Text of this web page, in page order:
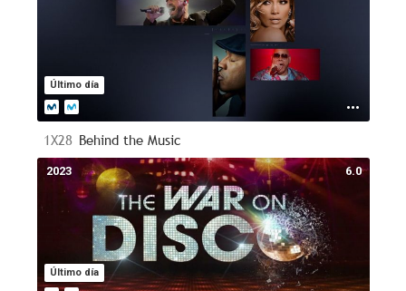
Último día
1X28 Behind the Music
6.0
Último día
2023